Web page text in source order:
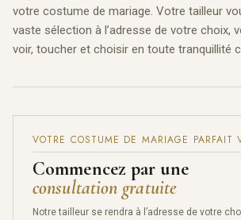
votre costume de mariage. Votre tailleur
vaste sélection à l’adresse de votre choix,
voir, toucher et choisir en toute tranquillité
VOTRE COSTUME DE MARIAGE PARFAIT
Commencez par une
consultation gratuite
Notre tailleur se rendra à l’adresse de votre